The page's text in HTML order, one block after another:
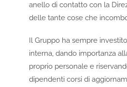
anello di contatto con la
delle tante cose che
Il Gruppo ha sempre
interna, dando importanza
proprio personale e
dipendenti corsi di